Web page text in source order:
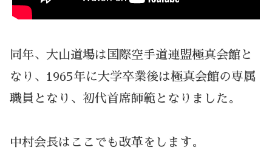
同年、大山道場は国際空手道連盟極真会館と
なり、1965年に大学卒業後は極真会館の専属
職員となり、初代首席師範となりました。
中村会長はここでも改革をします。